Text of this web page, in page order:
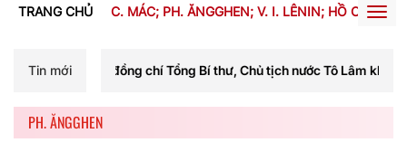
TRANG CHỦ C. MÁC; PH. ĂNGGHEN; V. I. LÊNIN; HỒ CHÍ
Tin mới
đồng chí Tổng Bí thư, Chủ tịch nước Tô Lâm khai mạc Hội nghị
PH. ĂNGGHEN